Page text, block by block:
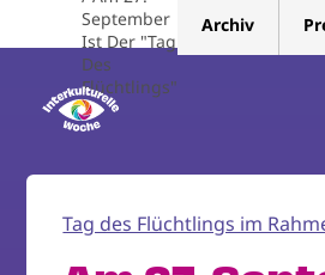
September
Ist Der "Tag
Des
Flüchtlings"
Archiv
Tag des Flüchtlings im